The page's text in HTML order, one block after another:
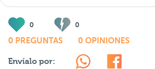
0 0
0 PREGUNTAS 0 OPINIONES
Envíalo por: